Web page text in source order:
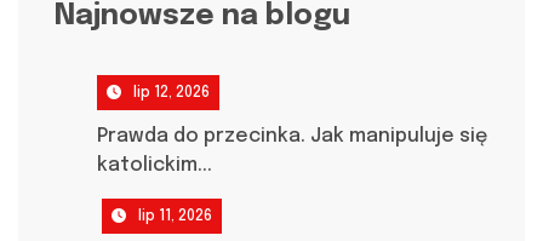
Najnowsze na blogu
lip 12, 2026
Prawda do przecinka. Jak manipuluje się
katolickim...
lip 11, 2026